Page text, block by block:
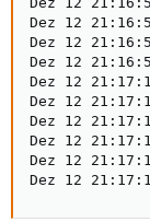
Dez 12
Dez 12
Dez 12
Dez 12
Dez 12
Dez 12
Dez 12
Dez 12
Dez 12